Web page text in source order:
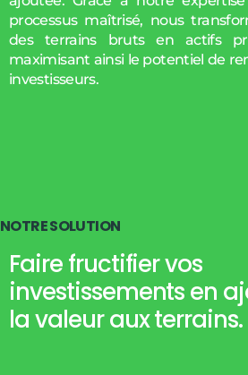
processus maîtrisé, nous
des terrains bruts en actifs
maximisant ainsi le potentiel de
investisseurs.
NOTRESOLUTION
Faire fructifier vos
investissements en
la valeur aux terrains.